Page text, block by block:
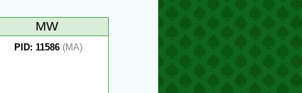
MW
PID: 11586 (MA)